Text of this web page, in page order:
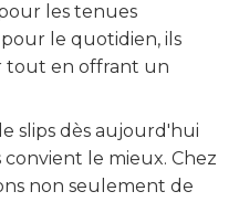
les tenues
le quotidien, ils
tout en offrant un
slips dès aujourd'hui
le mieux. Chez
non seulement de